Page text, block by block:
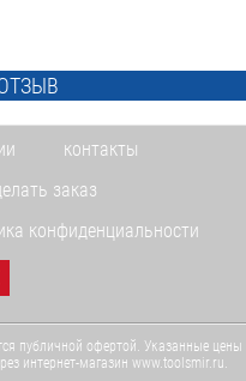
контакты
заказ
конфиденциальности
публичной офертой. Указанные цены
интернет-магазин www.toolsmir.ru.